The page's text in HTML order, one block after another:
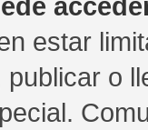
estar
publicar o